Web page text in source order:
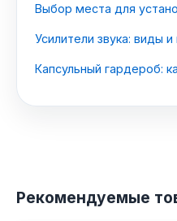
Выбор места для
Усилители звука: виды
Капсульный гардероб:
Рекомендуемые